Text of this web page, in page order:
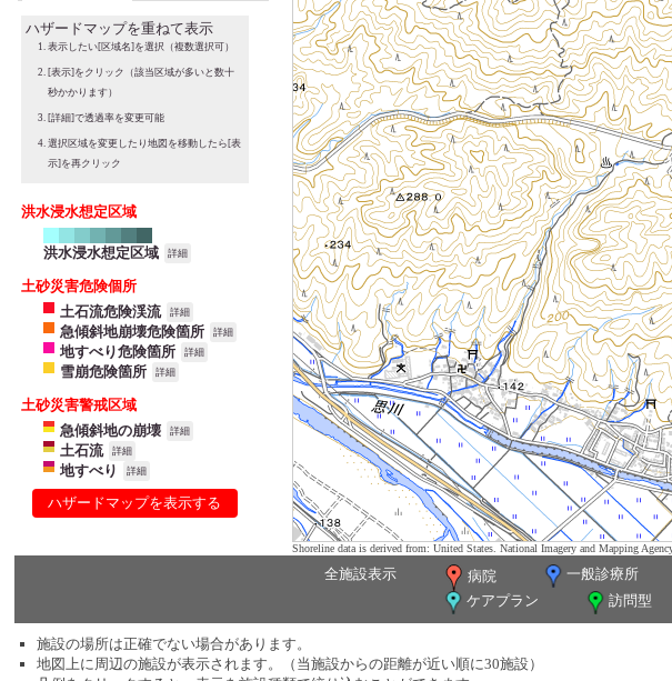
ハザードマップを重ねて表示
表示したい[区域名]を選択（複数選択可）
[表示]をクリック（該当区域が多いと数十
秒かかります）
[詳細]で透過率を変更可能
選択区域を変更したり地図を移動したら[表
示]を再クリック
洪水浸水想定区域
洪水浸水想定区域 詳細
土砂災害危険個所
土石流危険渓流
詳細
急傾斜地崩壊危険箇所 詳細
地すべり危険箇所 詳細
雪崩危険箇所 詳細
土砂災害警戒区域
急傾斜地の崩壊
詳細
土石流 詳細
地すべり 詳細
ハザードマップを表示する
Shoreline data is derived from: United States. National Imagery and Mapping
全施設表示 病院 一般診療所
ケアプラン
訪問型
施設の場所は正確でない場合があります。
地図上に周辺の施設が表示されます。（当施設からの距離が近い順に30施設）